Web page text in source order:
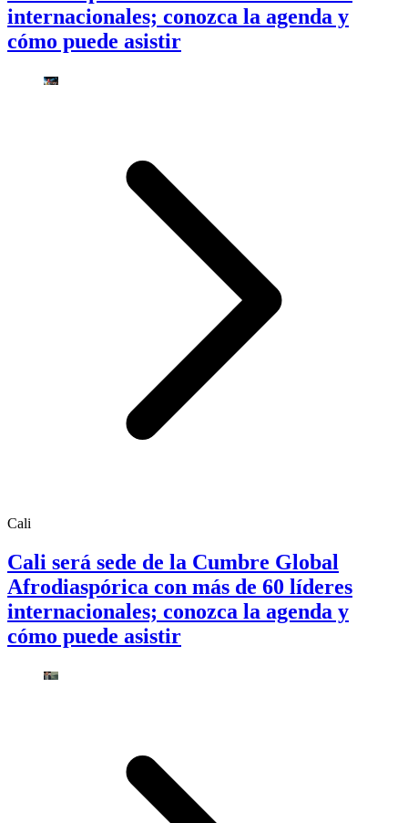
internacionales; conozca la agenda y
cómo puede asistir
Cali
Cali será sede de la Cumbre Global
Afrodiaspórica con más de 60 líderes
internacionales; conozca la agenda y
cómo puede asistir